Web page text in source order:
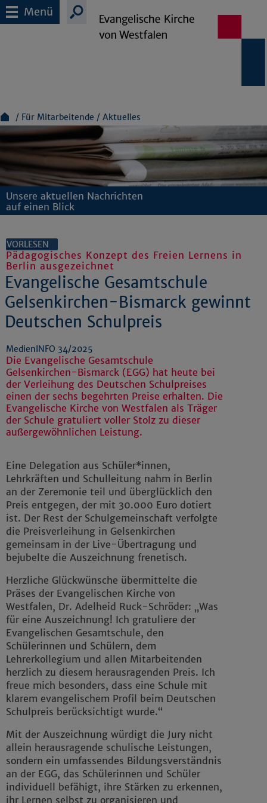
Menü
Für Mitarbeitende Aktuelles
Unsere aktuellen Nachrichten
auf einen Blick
VORLESEN
Pädagogisches Konzept des Freien Lernens in
Berlin ausgezeichnet
Evangelische Gesamtschule
Gelsenkirchen-Bismarck gewinnt
Deutschen Schulpreis
MedienINFO 34/2025
Die Evangelische Gesamtschule
Gelsenkirchen-Bismarck (EGG) hat heute bei
der Verleihung des Deutschen Schulpreises
einen der sechs begehrten Preise erhalten. Die
Evangelische Kirche von Westfalen als Träger
der Schule gratuliert voller Stolz zu dieser
außergewöhnlichen Leistung.
Eine Delegation aus Schüler*innen,
Lehrkräften und Schulleitung nahm in Berlin
an der Zeremonie teil und überglücklich den
Preis entgegen, der mit 30.000 Euro dotiert
ist. Der Rest der Schulgemeinschaft verfolgte
die Preisverleihung in Gelsenkirchen
gemeinsam in der Live-Übertragung und
bejubelte die Auszeichnung frenetisch.
Herzliche Glückwünsche übermittelte die
Präses der Evangelischen Kirche von
Westfalen, Dr. Adelheid Ruck-Schröder: „Was
für eine Auszeichnung! Ich gratuliere der
Evangelischen Gesamtschule, den
Schülerinnen und Schülern, dem
Lehrerkollegium und allen Mitarbeitenden
herzlich zu diesem herausragenden Preis. Ich
freue mich besonders, dass eine Schule mit
klarem evangelischem Profil beim Deutschen
Schulpreis berücksichtigt wurde.“
Mit der Auszeichnung würdigt die Jury nicht
allein herausragende schulische Leistungen,
sondern ein umfassendes Bildungsverständnis
an der EGG, das Schülerinnen und Schüler
individuell befähigt, ihre Stärken zu erkennen,
ihr Lernen selbst zu organisieren und